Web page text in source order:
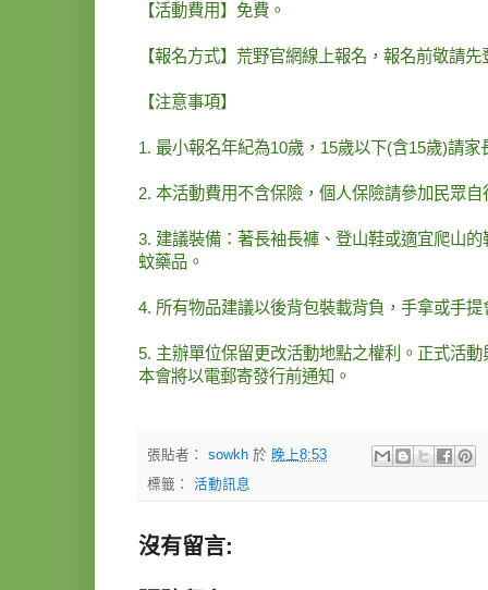
【活動費用】免費。
【報名方式】荒野官網線上報名，報名前敬請
【注意事項】
1. 最小報名年紀為10歲，15歲以下(含15歲)請
2. 本活動費用不含保險，個人保險請參加民眾自
3. 建議裝備：著長袖長褲、登山鞋或適宜爬山
蚊藥品。
4. 所有物品建議以後背包裝載背負，手拿或手
5. 主辦單位保留更改活動地點之權利。正式活
本會將以電郵寄發行前通知。
張貼者： sowkh 於 晚上8:53
標籤： 活動訊息
沒有留言: